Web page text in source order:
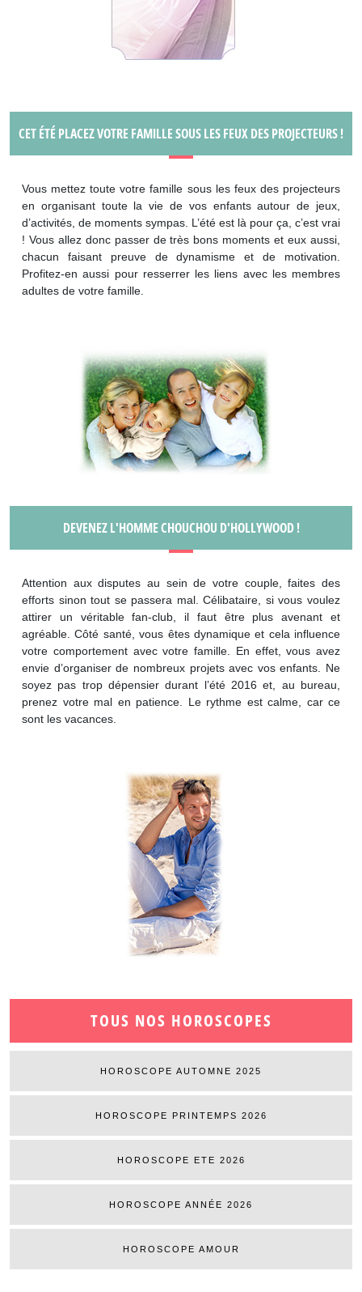
TOUS NOS HOROSCOPES
HOROSCOPE AUTOMNE 2025
HOROSCOPE PRINTEMPS 2026
HOROSCOPE ETE 2026
HOROSCOPE ANNÉE 2026
HOROSCOPE AMOUR
CET ÉTÉ PLACEZ VOTRE FAMILLE SOUS LES FEUX DES PROJECTEURS !
Vous mettez toute votre famille sous les feux des projecteurs
en organisant toute la vie de vos enfants autour de jeux,
d’activités, de moments sympas. L’été est là pour ça, c’est vrai
! Vous allez donc passer de très bons moments et eux aussi,
chacun faisant preuve de dynamisme et de motivation.
Profitez-en aussi pour resserrer les liens avec les membres
adultes de votre famille.
DEVENEZ L'HOMME CHOUCHOU D'HOLLYWOOD !
Attention aux disputes au sein de votre couple, faites des
efforts sinon tout se passera mal. Célibataire, si vous voulez
attirer un véritable fan-club, il faut être plus avenant et
agréable. Côté santé, vous êtes dynamique et cela influence
votre comportement avec votre famille. En effet, vous avez
envie d’organiser de nombreux projets avec vos enfants. Ne
soyez pas trop dépensier durant l’été 2016 et, au bureau,
prenez votre mal en patience. Le rythme est calme, car ce
sont les vacances.